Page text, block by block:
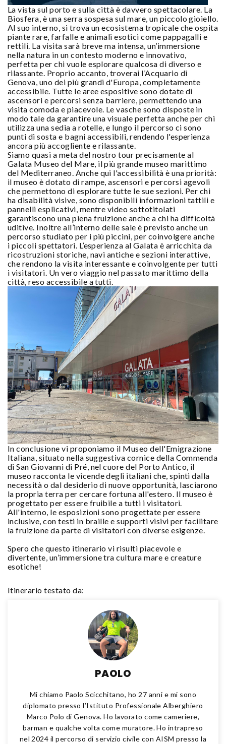
La vista sul porto e sulla città è davvero spettacolare. La
Biosfera, è una serra sospesa sul mare, un piccolo gioiello.
Al suo interno, si trova un ecosistema tropicale che ospita
piante rare, farfalle e animali esotici come pappagalli e
rettili. La visita sarà breve ma intensa, un’immersione
nella natura in un contesto moderno e innovativo,
perfetta per chi vuole esplorare qualcosa di diverso e
rilassante. Proprio accanto, troverai l’Acquario di
Genova, uno dei più grandi d'Europa, completamente
accessibile. Tutte le aree espositive sono dotate di
ascensori e percorsi senza barriere, permettendo una
visita comoda e piacevole. Le vasche sono disposte in
modo tale da garantire una visuale perfetta anche per chi
utilizza una sedia a rotelle, e lungo il percorso ci sono
punti di sosta e bagni accessibili, rendendo l'esperienza
ancora più accogliente e rilassante.
Siamo quasi a meta del nostro tour precisamente al
Galata Museo del Mare, il più grande museo marittimo
del Mediterraneo. Anche qui l'accessibilità è una priorità:
il museo è dotato di rampe, ascensori e percorsi agevoli
che permettono di esplorare tutte le sue sezioni. Per chi
ha disabilità visive, sono disponibili informazioni tattili e
pannelli esplicativi, mentre video sottotitolati
garantiscono una piena fruizione anche a chi ha difficoltà
uditive. Inoltre all’interno delle sale è previsto anche un
percorso studiato per i più piccini, per coinvolgere anche
i piccoli spettatori. L’esperienza al Galata è arricchita da
ricostruzioni storiche, navi antiche e sezioni interattive,
che rendono la visita interessante e coinvolgente per tutti
i visitatori. Un vero viaggio nel passato marittimo della
città, reso accessibile a tutti.
In conclusione vi proponiamo il Museo dell'Emigrazione
Italiana, situato nella suggestiva cornice della Commenda
di San Giovanni di Pré, nel cuore del Porto Antico, il
museo racconta le vicende degli italiani che, spinti dalla
necessità o dal desiderio di nuove opportunità, lasciarono
la propria terra per cercare fortuna all'estero. Il museo è
progettato per essere fruibile a tutti i visitatori.
All'interno, le esposizioni sono progettate per essere
inclusive, con testi in braille e supporti visivi per facilitare
la fruizione da parte di visitatori con diverse esigenze.
Spero che questo itinerario vi risulti piacevole e
divertente, un’immersione tra cultura mare e creature
esotiche!
Itinerario testato da:
PAOLO
Mi chiamo Paolo Scicchitano, ho 27 anni e mi sono
diplomato presso l’Istituto Professionale Alberghiero
Marco Polo di Genova. Ho lavorato come cameriere,
barman e qualche volta come muratore. Ho intrapreso
nel 2024 il percorso di servizio civile con AISM presso la